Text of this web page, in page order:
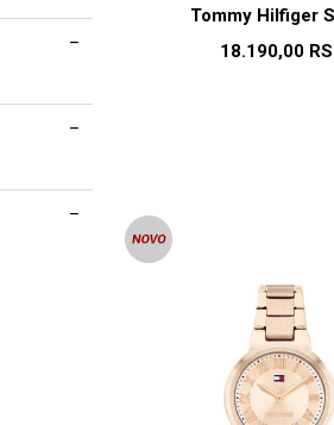
Tommy Hilfiger
18.190,00